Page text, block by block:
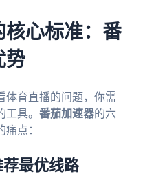
核心标准：番
势
体育直播的问题，你需
具。 番茄加速器的六
点：
最优线路